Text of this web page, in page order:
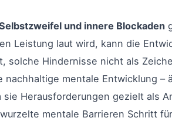
und innere Blockaden
Leistung laut wird, kann die
solche Hindernisse nicht als
mentale Entwicklung –
sie Herausforderungen gezielt als
mentale Barrieren Schritt